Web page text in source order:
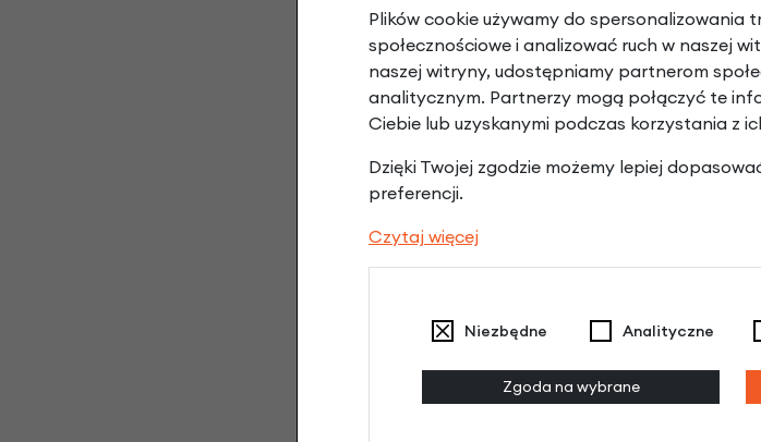
Micro Deluxe Rock & Go LED Zabawka
roku 2026
Niebieski
699,00 zł
Micro
NOWOŚĆ
Mini2Grow Micro Deluxe Magic LED
2.0
Plików cookie używamy do spersonalizowania
społecznościowe i analizować ruch w naszej
naszej witryny, udostępniamy partnerom
analitycznym. Partnerzy mogą połączyć te
Ciebie lub uzyskanymi podczas korzystania z
Dzięki Twojej zgodzie możemy lepiej
preferencji.
Czytaj więcej
Niezbędne Analityczne
Zgoda na wybrane